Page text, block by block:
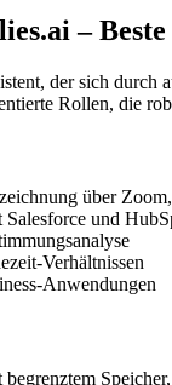
–
der sich durch
Rollen, die
über
und
Verhältnissen
Anwendungen
begrenztem